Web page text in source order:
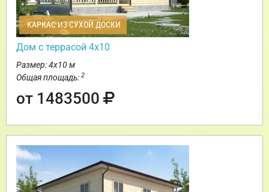
КАРКАС ИЗ СУХОЙ ДОСКИ
Дом с террасой 4х10
Размер: 4х10 м
Общая площадь: 2
от 1483500